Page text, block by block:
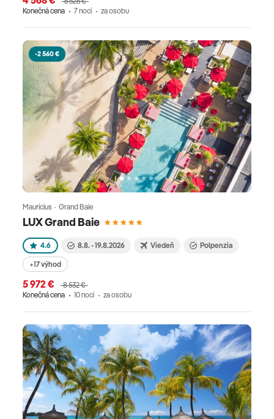
Konečná cena
7 nocí za osobu
-2 560 €
LUX Grand Baie
Maurícius · Grand Baie
4.6 8.8. - 19.8.2026 Viedeň Polpenzia
+17 výhod
5 972 €
8 532 €
Konečná cena
10 nocí za osobu